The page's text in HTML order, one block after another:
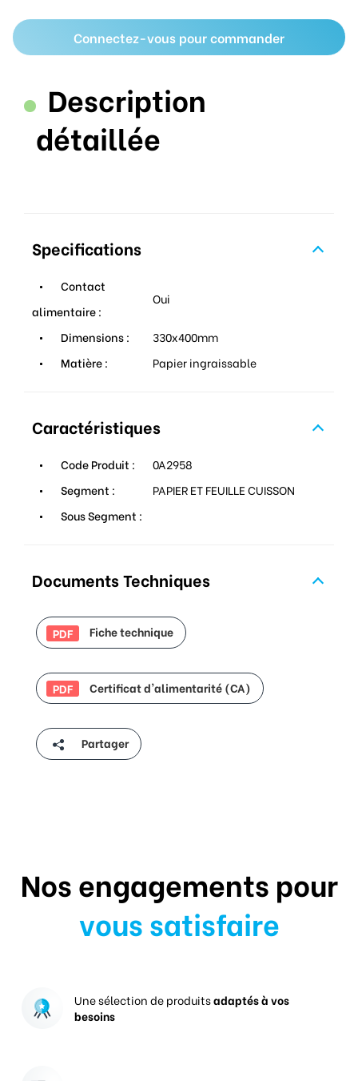
Connectez-vous pour commander
Description
détaillée
Specifications
Contact
alimentaire :
Oui
Dimensions :
330x400mm
Matière :
Papier ingraissable
Caractéristiques
Code Produit :
0A2958
Segment :
PAPIER ET FEUILLE CUISSON
Sous Segment :
Documents Techniques
PDF Fiche technique
PDF Certificat d'alimentarité (CA)
Partager
Nos engagements pour
vous satisfaire
Une sélection de produitsadaptés à vos
besoins